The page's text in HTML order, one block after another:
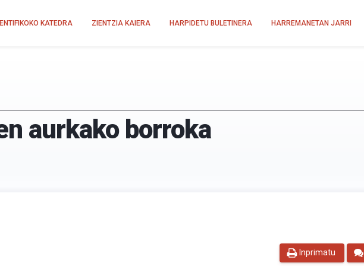
KATEDRA ZIENTZIA KAIERA HARPIDETU BULETINERA HARREMANETAN JARRI
aurkako borroka
Inprimatu